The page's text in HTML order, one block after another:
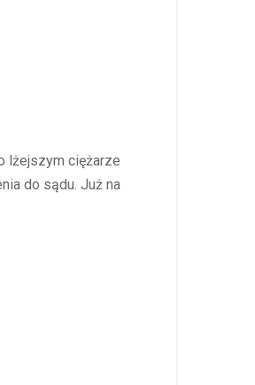
lżejszym ciężarze
do sądu. Już na